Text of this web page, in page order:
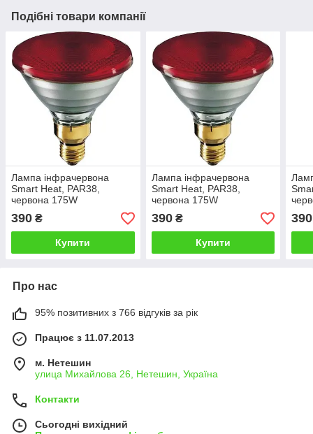
Подібні товари компанії
Лампа інфрачервона
Smart Heat, PAR38,
червона 175W
390 ₴
Купити
Лампа інфрачервона
Smart Heat, PAR38,
червона 175W
390₴
Купити
390
Про нас
95% позитивних з 766 відгуків за рік
Працює з 11.07.2013
м. Нетешин
улица Михайлова 26, Нетешин, Україна
Контакти
Сьогодні вихідний